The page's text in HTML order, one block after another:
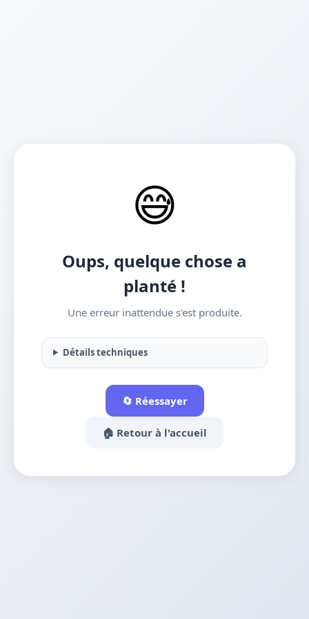
😅
Oups, quelque chose a
planté !
Une erreur inattendue s'est produite.
Détails techniques
🔄 Réessayer
🏠 Retour à l'accueil